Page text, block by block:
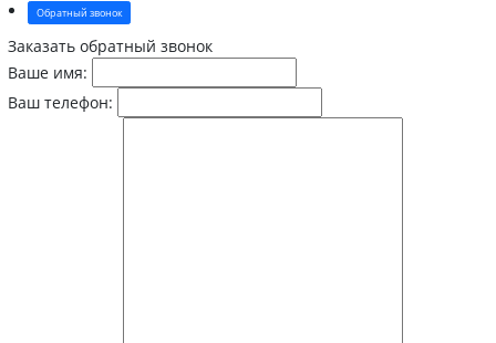
Обратный звонок
Заказать обратный звонок
Ваше имя:
Ваш телефон: